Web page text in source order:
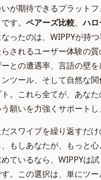
が期待できるプラット
す。 ペアーズ比較、ハ
ったのは、WIPPYが持つ
されるユーザー体験の質
との遭遇率、言語の壁
ツール、そして自然な
。これら全てが、あなた
願いを力強くサポートし
スワイプを繰り返すだ
もしあなたが、もっと心
ているなら、WIPPYは
。この選択は、単にツー